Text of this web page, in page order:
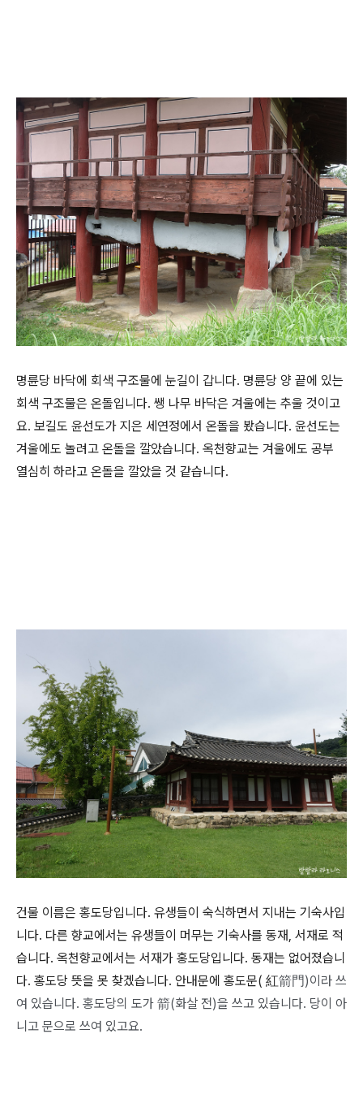
명륜당 바닥에 회색 구조물에 눈길이 갑니다. 명륜당 양 끝에 있는
회색 구조물은 온돌입니다. 쌩 나무 바닥은 겨울에는 추울 것이고
요. 보길도 윤선도가 지은 세연정에서 온돌을 봤습니다. 윤선도는
겨울에도 놀려고 온돌을 깔았습니다. 옥천향교는 겨울에도 공부
열심히 하라고 온돌을 깔았을 것 같습니다.
건물 이름은 홍도당입니다. 유생들이 숙식하면서 지내는 기숙사입
니다. 다른 향교에서는 유생들이 머무는 기숙사를 동재, 서재로 적
습니다. 옥천향교에서는 서재가 홍도당입니다. 동재는 없어졌습니
다. 홍도당 뜻을 못 찾겠습니다. 안내문에 홍도문( 紅箭門)이라 쓰
여 있습니다. 홍도당의 도가 箭(화살 전)을 쓰고 있습니다. 당이 아
니고 문으로 쓰여 있고요.